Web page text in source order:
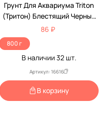
Грунт Для Аквариума Triton
(Тритон) Блестящий Черный
800г
86 ₽
800 г
В наличии 32шт.
Артикул: 16616
В корзину